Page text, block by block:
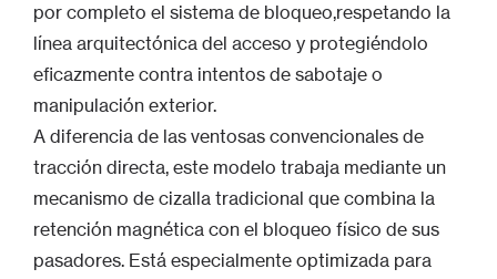
por completo el sistema de bloqueo,respetando la
línea arquitectónica del acceso y protegiéndolo
eficazmente contra intentos de sabotaje o
manipulación exterior.
A diferencia de las ventosas convencionales de
tracción directa, este modelo trabaja mediante un
mecanismo de cizalla tradicional que combina la
retención magnética con el bloqueo físico de sus
pasadores. Está especialmente optimizada para